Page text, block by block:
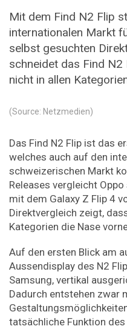
Mit dem Find N2 Flip
internationalen Markt
selbst gesuchten
schneidet das Find
nicht in allen
(Source: Netzmedien)
Das Find N2 Flip ist das
welches auch auf den
schweizerischen Markt
Releases vergleicht
mit dem Galaxy Z Flip 4
Direktvergleich zeigt,
Kategorien die Nase
Auf den ersten Blick am
Aussendisplay des N2
Samsung, vertikal
Dadurch entstehen zwar
tatsächliche Funktion